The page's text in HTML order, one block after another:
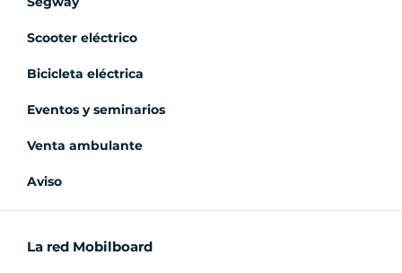
Scooter eléctrico
Bicicleta eléctrica
Eventos y seminarios
Venta ambulante
Aviso
La red Mobilboard